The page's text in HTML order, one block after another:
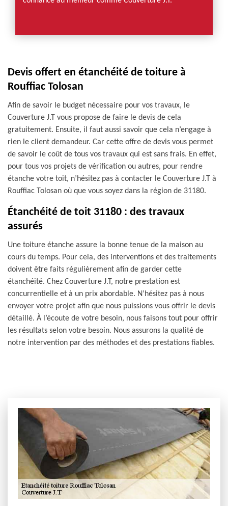
Devis offert en étanchéité de toiture à
Rouffiac Tolosan
Afin de savoir le budget nécessaire pour vos travaux, le
Couverture J.T vous propose de faire le devis de cela
gratuitement. Ensuite, il faut aussi savoir que cela n’engage à
rien le client demandeur. Car cette offre de devis vous permet
de savoir le coût de tous vos travaux qui est sans frais. En effet,
pour tous vos projets de vérification ou autres, pour rendre
étanche votre toit, n’hésitez pas à contacter le Couverture J.T à
Rouffiac Tolosan où que vous soyez dans la région de 31180.
Étanchéité de toit 31180 : des travaux
assurés
Une toiture étanche assure la bonne tenue de la maison au
cours du temps. Pour cela, des interventions et des traitements
doivent être faits régulièrement afin de garder cette
étanchéité. Chez Couverture J.T, notre prestation est
concurrentielle et à un prix abordable. N’hésitez pas à nous
envoyer votre projet afin que nous puissions vous offrir le devis
détaillé. À l’écoute de votre besoin, nous faisons tout pour offrir
les résultats selon votre besoin. Nous assurons la qualité de
notre intervention par des méthodes et des prestations fiables.